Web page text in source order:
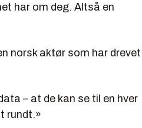
har om deg. Altså en
norsk aktør som har drevet
– at de kan se til en hver
rundt.»